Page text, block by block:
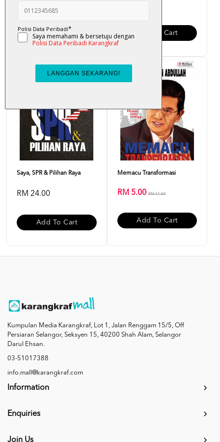
RM 25.00
Add To Cart
RM 38.00
Add To Cart
Saya, SPR & Pilihan Raya
RM 24.00
Add To Cart
Memacu Transformasi
RM 5.00RM 11.00
Add To Cart
Kumpulan Media Karangkraf, Lot 1, Jalan Renggam 15/5, Off
Persiaran Selangor, Seksyen 15, 40200 Shah Alam, Selangor
Darul Ehsan.
03-51017388
info.mall@karangkraf.com
Information
Enquiries
Join Us